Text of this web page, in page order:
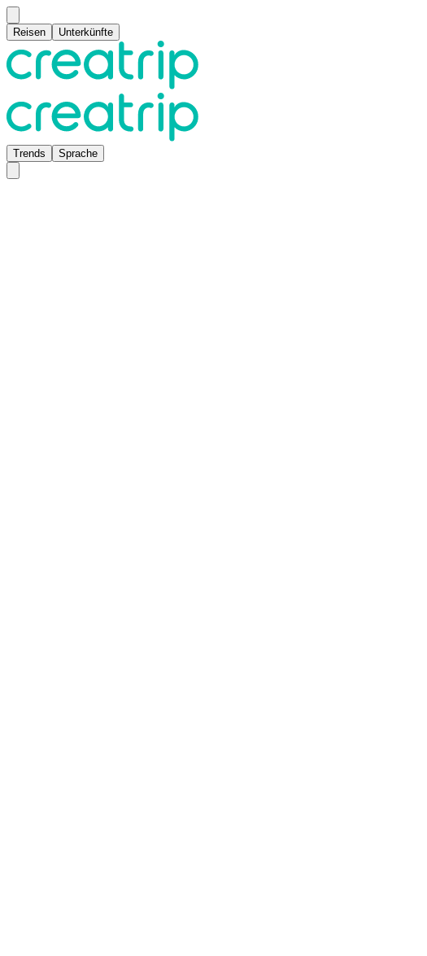
Reisen Unterkünfte
Trends Sprache